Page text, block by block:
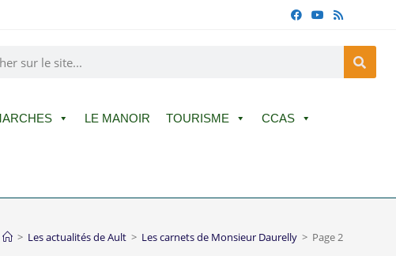
LE MANOIR TOURISME CCAS
> Les actualités de Ault > Les carnets de Monsieur Daurelly > Page 2